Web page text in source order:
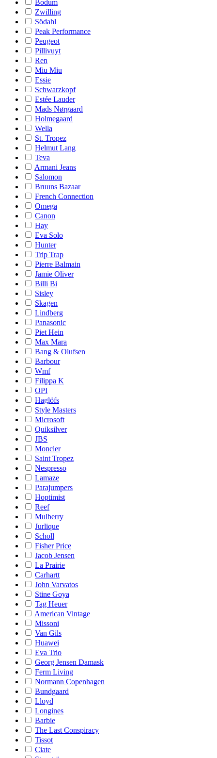
Bodum
Zwilling
Södahl
Peak Performance
Peugeot
Pillivuyt
Ren
Miu Miu
Essie
Schwarzkopf
Estée Lauder
Mads Nørgaard
Holmegaard
Wella
St. Tropez
Helmut Lang
Teva
Armani Jeans
Salomon
Bruuns Bazaar
French Connection
Omega
Canon
Hay
Eva Solo
Hunter
Trip Trap
Pierre Balmain
Jamie Oliver
Billi Bi
Sisley
Skagen
Lindberg
Panasonic
Piet Hein
Max Mara
Bang & Olufsen
Barbour
Wmf
Filippa K
OPI
Haglöfs
Style Masters
Microsoft
Quiksilver
JBS
Moncler
Saint Tropez
Nespresso
Lamaze
Parajumpers
Hoptimist
Reef
Mulberry
Jurlique
Scholl
Fisher Price
Jacob Jensen
La Prairie
Carhartt
John Varvatos
Stine Goya
Tag Heuer
American Vintage
Missoni
Van Gils
Huawei
Eva Trio
Georg Jensen Damask
Ferm Living
Normann Copenhagen
Bundgaard
Lloyd
Longines
Barbie
The Last Conspiracy
Tissot
Ciate